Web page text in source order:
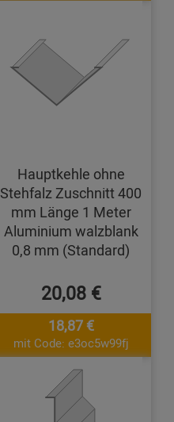
Hauptkehle ohne
Stehfalz Zuschnitt 400
mm Länge 1 Meter
Aluminium walzblank
0,8 mm (Standard)
20,08 €
18,87 €
mit Code: e3oc5w99fj